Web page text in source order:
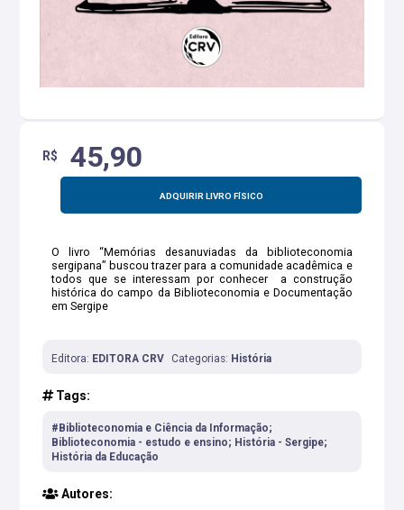
R$ 45,90
ADQUIRIR LIVRO FÍSICO
O livro “Memórias desanuviadas da biblioteconomia
sergipana” buscou trazer para a comunidade acadêmica e
todos que se interessam por conhecer a construção
histórica do campo da Biblioteconomia e Documentação
em Sergipe
Editora: EDITORA CRV Categorias: História
Tags:
#Biblioteconomia e Ciência da Informação;
Biblioteconomia - estudo e ensino; História - Sergipe;
História da Educação
Autores: